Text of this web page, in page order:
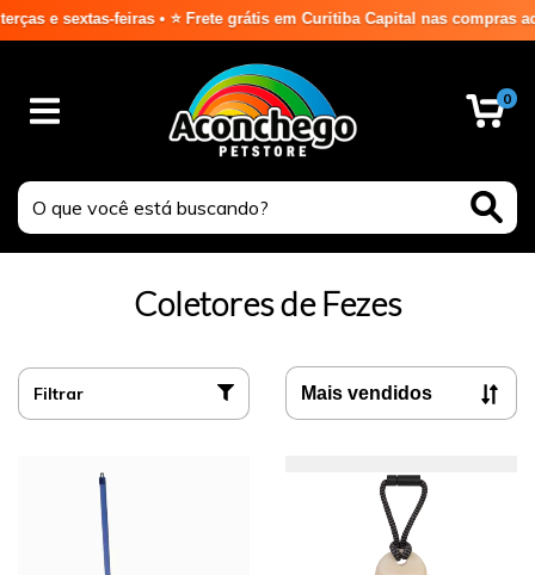
feiras • ⭐ Frete grátis em Curitiba Capital nas compras acima de
0
Coletores de Fezes
Filtrar